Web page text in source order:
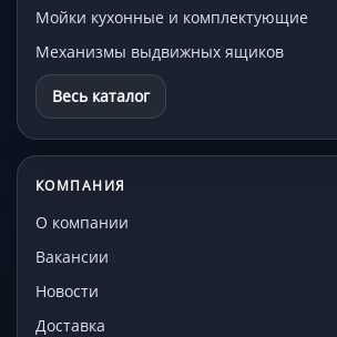
Мойки кухонные и комплектующие
Механизмы выдвижных ящиков
Весь каталог
КОМПАНИЯ
О компании
Вакансии
Новости
Доставка